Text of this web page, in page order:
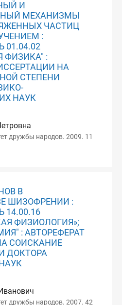
И
МЕХАНИЗМЫ
ЧАСТИЦ
:
ФИЗИКА" :
НА
СТЕПЕНИ
НАУК
дружбы народов. 2009. 11
В
ШИЗОФРЕНИИ :
ФИЗИОЛОГИЯ»;
: АВТОРЕФЕРАТ
СОИСКАНИЕ
ДОКТОРА
дружбы народов. 2007. 42